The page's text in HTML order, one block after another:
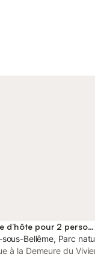
Chambre d’hôte pour 2 personnes
Bellême, Parc
à la Demeure du